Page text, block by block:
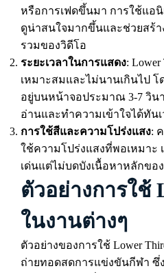
หรือการเฟดขึ้นมา การใช้แอนิ
ดูน่าสนใจมากขึ้นและช่วยสร้
รวมของวิดีโอ
ระยะเวลาในการแสดง:
เหมาะสมและไม่นานเกินไป โ
อยู่บนหน้าจอประมาณ 3-7 วิน
อ่านและทำความเข้าใจได้ทันเ
การใช้สีและความโปร่งแสง:
ใช้ความโปร่งแสงที่พอเหมาะ
เด่นแต่ไม่บดบังเนื้อหาหลักขอ
ตัวอย่างการใช้
ในงานต่างๆ
ตัวอย่างของการใช้ Lower
ถ่ายทอดสดการแข่งขันกีฬา ซึ่